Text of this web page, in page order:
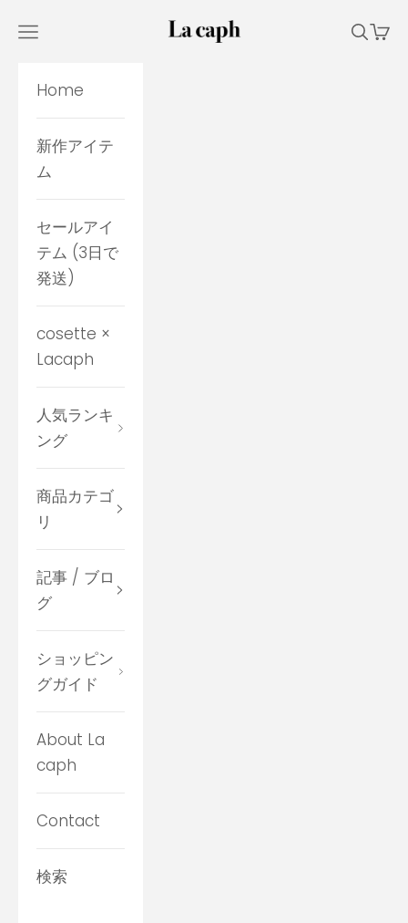
La caph
メニューを開く 検索を
カー
Home
新作アイテ
ム
セールアイ
テム (3日で
発送)
cosette ×
Lacaph
人気ランキ
ング
商品カテゴ
リ
記事 / ブロ
グ
ショッピン
グガイド
About La
caph
Contact
検索